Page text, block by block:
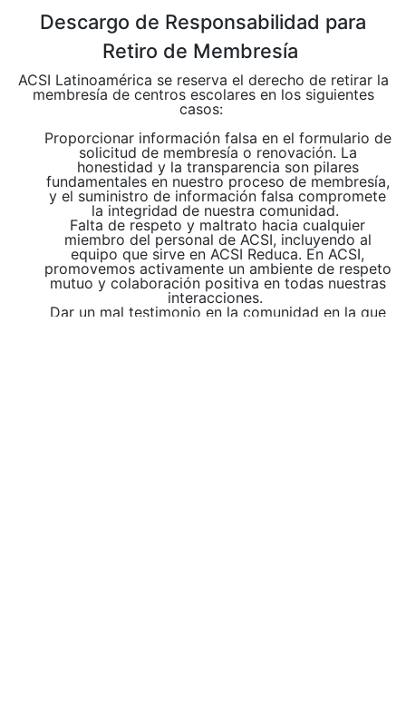
Descargo de Responsabilidad para
Retiro de Membresía
ACSI Latinoamérica se reserva el derecho de retirar la
membresía de centros escolares en los siguientes
casos:
Proporcionar información falsa en el formulario de
solicitud de membresía o renovación. La
honestidad y la transparencia son pilares
fundamentales en nuestro proceso de membresía,
y el suministro de información falsa compromete
la integridad de nuestra comunidad.
Falta de respeto y maltrato hacia cualquier
miembro del personal de ACSI, incluyendo al
equipo que sirve en ACSI Reduca. En ACSI,
promovemos activamente un ambiente de respeto
mutuo y colaboración positiva en todas nuestras
interacciones.
Dar un mal testimonio en la comunidad en la que